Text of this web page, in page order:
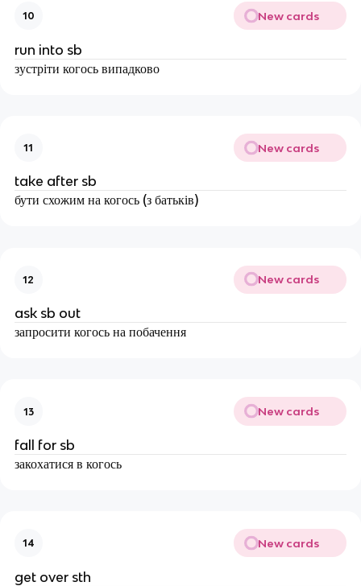
10 New cards
run into sb
зустріти когось випадково
11 New cards
take after sb
бути схожим на когось (з батьків)
12 New cards
ask sb out
запросити когось на побачення
13 New cards
fall for sb
закохатися в когось
14 New cards
get over sth